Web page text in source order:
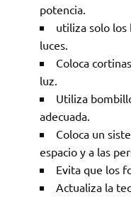
potencia.
utiliza solo los
luces.
Coloca
luz.
Utiliza
adecuada.
Coloca un
espacio y a las
Evita que los
Actualiza la